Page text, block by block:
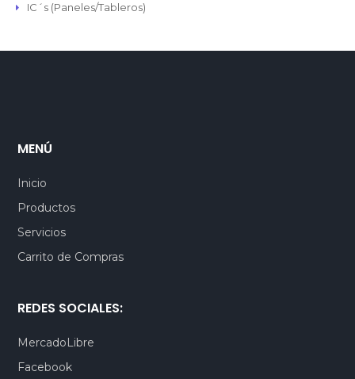
IC´s (Paneles/Tableros)
MENÚ
Inicio
Productos
Servicios
Carrito de Compras
REDES SOCIALES:
MercadoLibre
Facebook